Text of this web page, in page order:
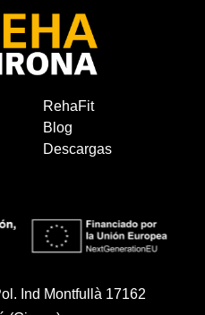
RehaFit
Blog
Descargas
Ind Montfullà 17162